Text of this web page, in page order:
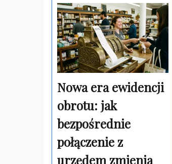
Nowa era ewidencji
obrotu: jak
bezpośrednie
połączenie z
urzędem zmienia